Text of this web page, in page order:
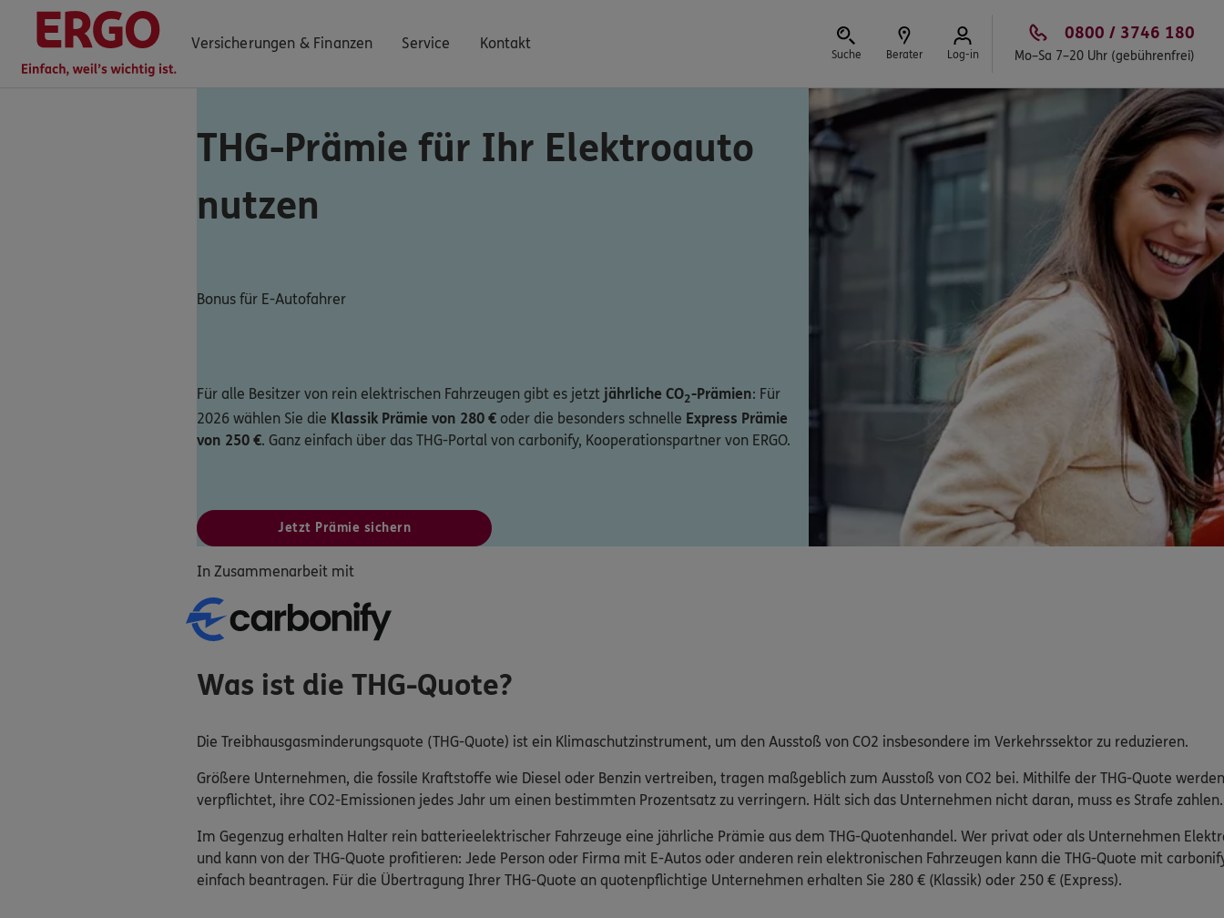
Versicherungen & Finanzen Service Kontakt
Suche Berater Log-in
0800 / 3746 180
Mo–Sa 7–20 Uhr (gebührenfrei)
Mo–Sa 7–20 Uhr (gebührenfrei)
THG-Prämie für Ihr Elektroauto
nutzen
Bonus für E-Autofahrer
Für alle Besitzer von rein elektrischen Fahrzeugen gibt es jetzt jährliche CO2-Prämien: Für
2026 wählen Sie die Klassik Prämie von 280 € oder die besonders schnelle Express Prämie
von 250 €. Ganz einfach über das THG-Portal von carbonify, Kooperationspartner von ERGO.
Jetzt Prämie sichern
In Zusammenarbeit mit
Was ist die THG-Quote?
Die Treibhausgasminderungsquote (THG-Quote) ist ein Klimaschutzinstrument, um den Ausstoß von CO2 insbesondere im Verkehrssektor zu reduzieren.
Größere Unternehmen, die fossile Kraftstoffe wie Diesel oder Benzin vertreiben, tragen maßgeblich zum Ausstoß von CO2 bei. Mithilfe der THG-Quote
verpflichtet, ihre CO2-Emissionen jedes Jahr um einen bestimmten Prozentsatz zu verringern. Hält sich das Unternehmen nicht daran, muss es Strafe zahlen.
Im Gegenzug erhalten Halter rein batterieelektrischer Fahrzeuge eine jährliche Prämie aus dem THG-Quotenhandel. Wer privat oder als Unternehmen
und kann von der THG-Quote profitieren: Jede Person oder Firma mit E-Autos oder anderen rein elektronischen Fahrzeugen kann die THG-Quote mit
einfach beantragen. Für die Übertragung Ihrer THG-Quote an quotenpflichtige Unternehmen erhalten Sie 280 € (Klassik) oder 250 € (Express).